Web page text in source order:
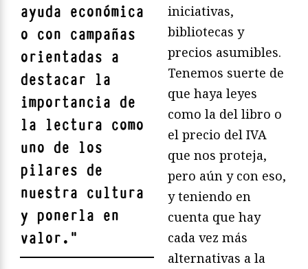
ayuda económica
o con campañas
orientadas a
destacar la
importancia de
la lectura como
uno de los
pilares de
nuestra cultura
y ponerla en
valor. "
iniciativas,
bibliotecas y
precios asumibles.
Tenemos suerte de
que haya leyes
como la del libro o
el precio del IVA
que nos proteja,
pero aún y con eso,
y teniendo en
cuenta que hay
cada vez más
alternativas a la